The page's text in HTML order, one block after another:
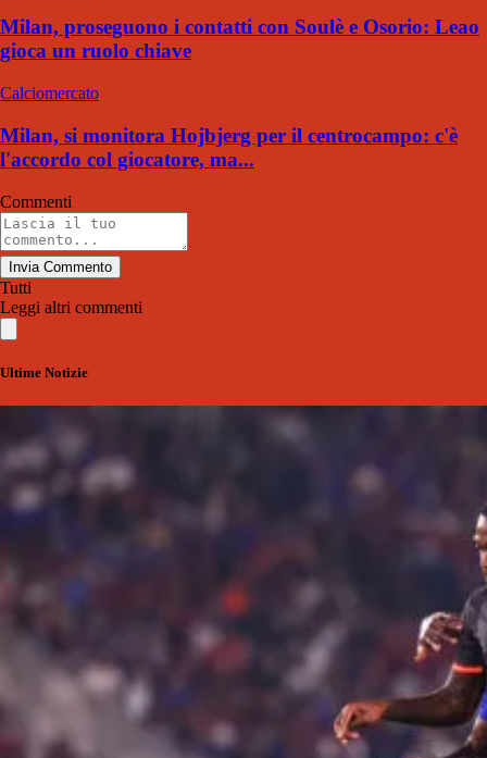
Milan, proseguono i contatti con Soulè e Osorio: Leao
gioca un ruolo chiave
Calciomercato
Milan, si monitora Hojbjerg per il centrocampo: c'è
l'accordo col giocatore, ma...
Commenti
Invia Commento
Tutti
Leggi altri commenti
Ultime Notizie